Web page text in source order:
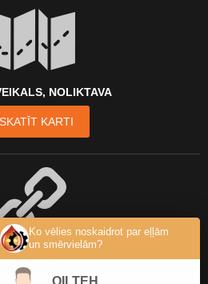
NOLIKTAVA
KARTI
ATRAST?
Ko vēlies noskaidrot par eļļām
un smērvielām?
OILTEH